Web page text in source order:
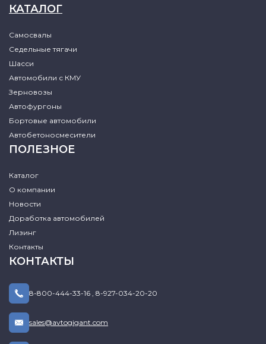
КАТАЛОГ
Самосвалы
Седельные тягачи
Шасси
Автомобили с КМУ
Зерновозы
Автофургоны
Бортовые автомобили
Автобетоносмесители
ПОЛЕЗНОЕ
Каталог
О компании
Новости
Доработка автомобилей
Лизинг
Контакты
КОНТАКТЫ
8-800-444-33-16 , 8-927-034-20-20
sales@avtogigant.com